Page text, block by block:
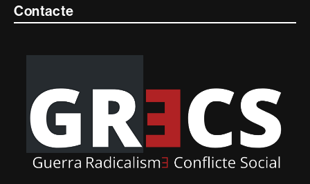
Contacte
informació
Contacte